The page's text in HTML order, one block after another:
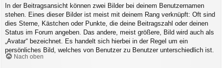
In der Beitragsansicht können zwei Bilder bei deinem Benutzernamen
stehen. Eines dieser Bilder ist meist mit deinem Rang verknüpft: Oft sind
dies Sterne, Kästchen oder Punkte, die deine Beitragszahl oder deinen
Status im Forum angeben. Das andere, meist größere, Bild wird auch als
„Avatar“ bezeichnet. Es handelt sich hierbei in der Regel um ein
persönliches Bild, welches von Benutzer zu Benutzer unterschiedlich ist.
Nach oben